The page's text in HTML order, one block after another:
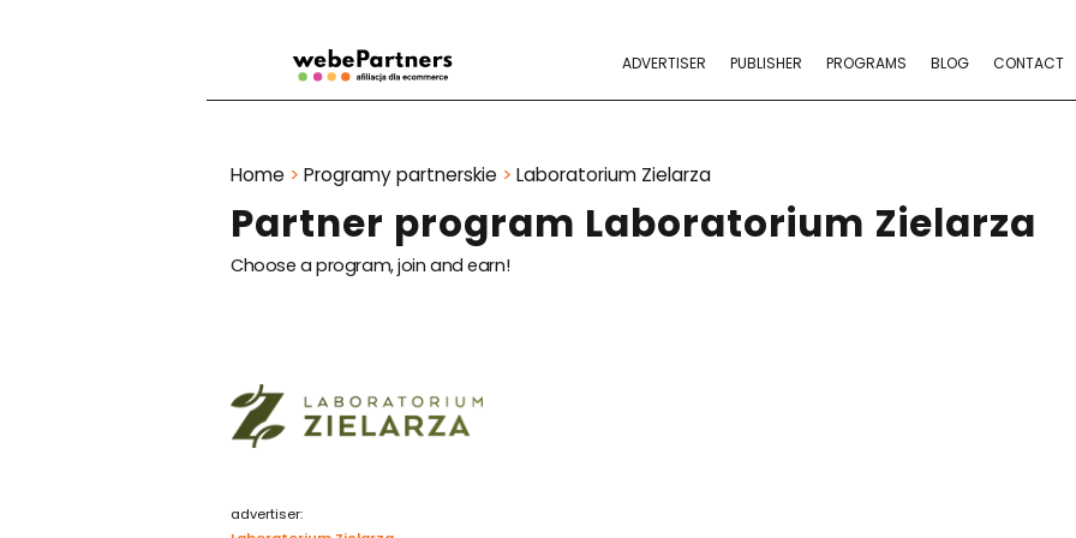
ADVERTISER PUBLISHER PROGRAMS BLOG CONTACT
Partner program Laboratorium Zielarza
Choose a program, join and earn!
Home > Programy partnerskie > Laboratorium Zielarza
advertiser: